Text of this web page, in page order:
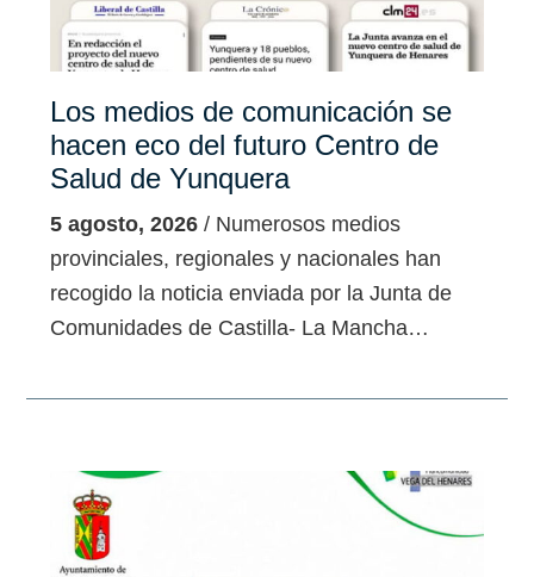
Los medios de comunicación se
hacen eco del futuro Centro de
Salud de Yunquera
5 agosto, 2026 / Numerosos medios
provinciales, regionales y nacionales han
recogido la noticia enviada por la Junta de
Comunidades de Castilla- La Mancha…